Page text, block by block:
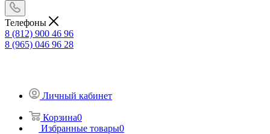
Телефоны
8 (812) 900 46 96
8 (965) 046 96 28
Личный кабинет
Корзина0
Избранные товары0